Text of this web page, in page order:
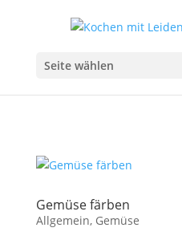
Seite wählen
Gemüse färben
Allgemein, Gemüse